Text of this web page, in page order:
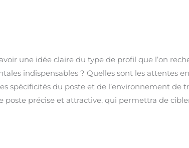
une idée claire du type de profil que l’on
indispensables ? Quelles sont les attentes
spécificités du poste et de l’environnement de
poste précise et attractive, qui permettra de